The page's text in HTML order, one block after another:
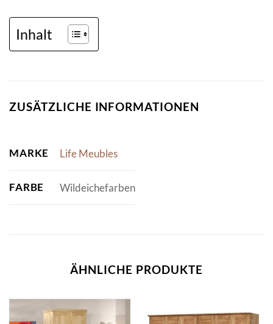
Inhalt
ZUSÄTZLICHE INFORMATIONEN
MARKE Life Meubles
FARBE Wildeichefarben
ÄHNLICHE PRODUKTE